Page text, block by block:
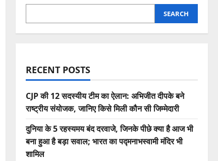
SEARCH
RECENT POSTS
CJP की 12 सदस्यीय टीम का ऐलान: अभिजीत दीपके बने
राष्ट्रीय संयोजक, जानिए किसे मिली कौन सी जिम्मेदारी
दुनिया के 5 रहस्यमय बंद दरवाजे, जिनके पीछे क्या है आज भी
बना हुआ है बड़ा सवाल; भारत का पद्मनाभस्वामी मंदिर भी
शामिल